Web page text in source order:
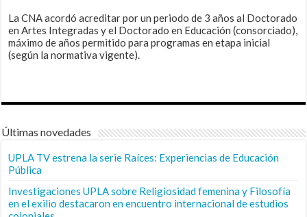
La CNA acordó acreditar por un periodo de 3 años al Doctorado
en Artes Integradas y el Doctorado en Educación (consorciado),
máximo de años permitido para programas en etapa inicial
(según la normativa vigente).
Últimas novedades
UPLA TV estrena la serie Raíces: Experiencias de Educación
Pública
Investigaciones UPLA sobre Religiosidad femenina y Filosofía
en el exilio destacaron en encuentro internacional de estudios